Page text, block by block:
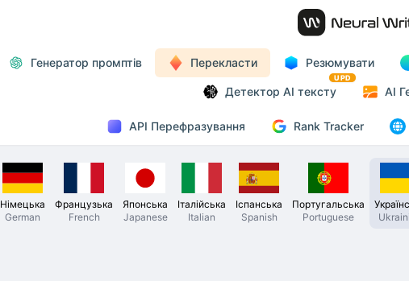
Генератор промптів Перекласти Резюмувати
Детектор AI тексту
UPD
AI
API Перефразування Rank Tracker
Німецька
German
Французька
French
Японська
Japanese
Італійська
Italian
Іспанська
Spanish
Португальська
Portuguese